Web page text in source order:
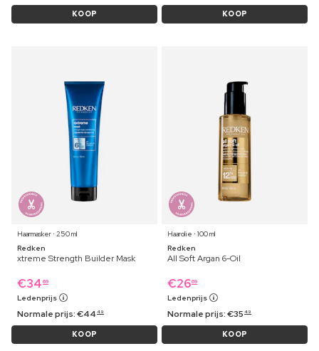
KOOP KOOP
Haarmasker ⋅ 250 ml
Redken
xtreme Strength Builder Mask
€34 69
Ledenprijs
Normale prijs:€44 49
KOOP
Haarolie ⋅ 100 ml
Redken
All Soft Argan 6-Oil
€2669
Ledenprijs
Normale prijs:€35 49
KOOP